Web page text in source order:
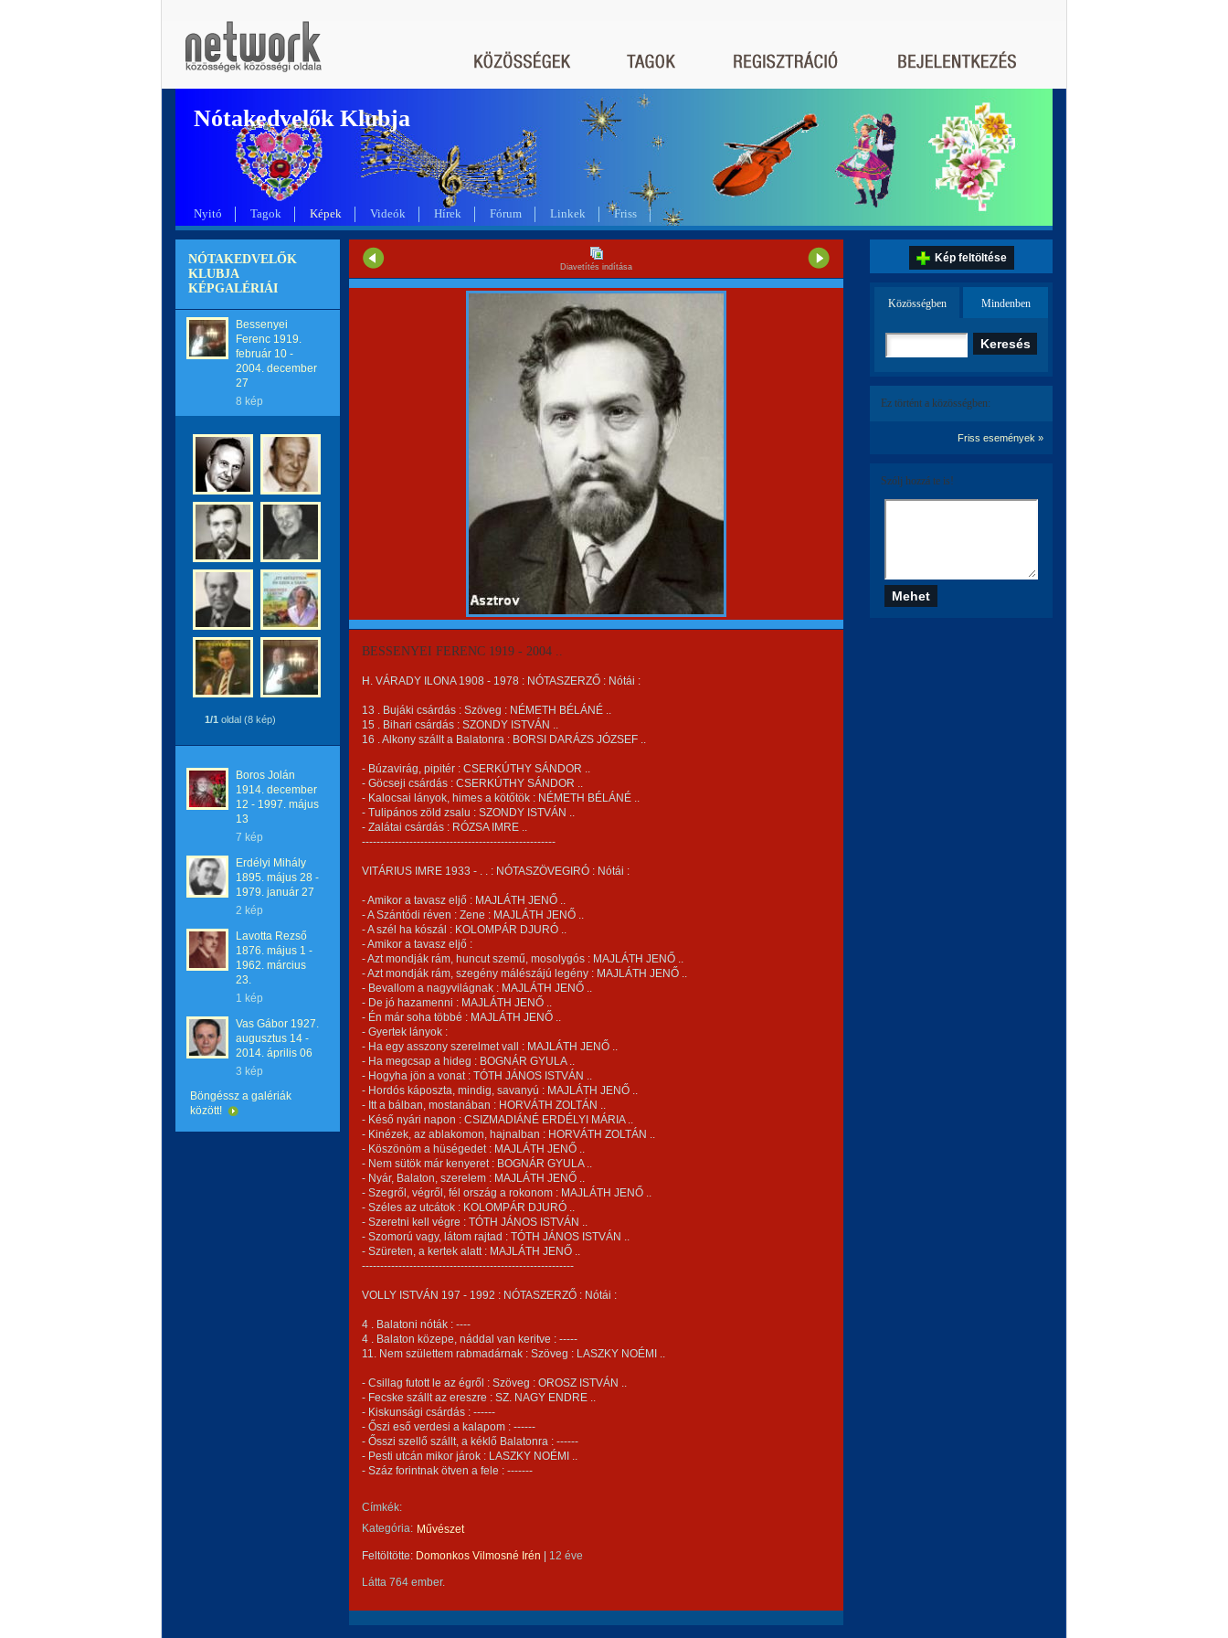
Nótakedvelők Klubja
Nyitó Tagok Képek Videók Hírek Fórum Linkek Friss
NÓTAKEDVELŐK
KLUBJA
KÉPGALÉRIÁI
Bessenyei
Ferenc 1919.
február 10 -
2004. december
27
8 kép
1/1 oldal (8 kép)
Boros Jolán
1914. december
12 - 1997. május
13
7 kép
Erdélyi Mihály
1895. május 28 -
1979. január 27
2 kép
Lavotta Rezső
1876. május 1 -
1962. március
23.
1 kép
Vas Gábor 1927.
augusztus 14 -
2014. április 06
3 kép
Böngéssz a galériák
között!
Diavetítés indítása
BESSENYEI FERENC 1919 - 2004 ..
H. VÁRADY ILONA 1908 - 1978 : NÓTASZERZŐ : Nótái :
13 . Bujáki csárdás : Szöveg : NÉMETH BÉLÁNÉ ..
15 . Bihari csárdás : SZONDY ISTVÁN ..
16 . Alkony szállt a Balatonra : BORSI DARÁZS JÓZSEF ..
- Búzavirág, pipitér : CSERKÚTHY SÁNDOR ..
- Göcseji csárdás : CSERKÚTHY SÁNDOR ..
- Kalocsai lányok, himes a kötőtök : NÉMETH BÉLÁNÉ ..
- Tulipános zöld zsalu : SZONDY ISTVÁN ..
- Zalátai csárdás : RÓZSA IMRE ..
-----------------------------------------------------
VITÁRIUS IMRE 1933 - . . : NÓTASZÖVEGIRÓ : Nótái :
- Amikor a tavasz eljő : MAJLÁTH JENŐ ..
- A Szántódi réven : Zene : MAJLÁTH JENŐ ..
- A szél ha kószál : KOLOMPÁR DJURÓ ..
- Amikor a tavasz eljő :
- Azt mondják rám, huncut szemű, mosolygós : MAJLÁTH JENŐ ..
- Azt mondják rám, szegény málészájú legény : MAJLÁTH JENŐ ..
- Bevallom a nagyvilágnak : MAJLÁTH JENŐ ..
- De jó hazamenni : MAJLÁTH JENŐ ..
- Én már soha többé : MAJLÁTH JENŐ ..
- Gyertek lányok :
- Ha egy asszony szerelmet vall : MAJLÁTH JENŐ ..
- Ha megcsap a hideg : BOGNÁR GYULA ..
- Hogyha jön a vonat : TÓTH JÁNOS ISTVÁN ..
- Hordós káposzta, mindig, savanyú : MAJLÁTH JENŐ ..
- Itt a bálban, mostanában : HORVÁTH ZOLTÁN ..
- Késő nyári napon : CSIZMADIÁNÉ ERDÉLYI MÁRIA ..
- Kinézek, az ablakomon, hajnalban : HORVÁTH ZOLTÁN ..
- Köszönöm a hüségedet : MAJLÁTH JENŐ ..
- Nem sütök már kenyeret : BOGNÁR GYULA ..
- Nyár, Balaton, szerelem : MAJLÁTH JENŐ ..
- Szegről, végről, fél ország a rokonom : MAJLÁTH JENŐ ..
- Széles az utcátok : KOLOMPÁR DJURÓ ..
- Szeretni kell végre : TÓTH JÁNOS ISTVÁN ..
- Szomorú vagy, látom rajtad : TÓTH JÁNOS ISTVÁN ..
- Szüreten, a kertek alatt : MAJLÁTH JENŐ ..
----------------------------------------------------------
VOLLY ISTVÁN 197 - 1992 : NÓTASZERZŐ : Nótái :
4 . Balatoni nóták : ----
4 . Balaton közepe, náddal van keritve : -----
11. Nem születtem rabmadárnak : Szöveg : LASZKY NOÉMI ..
- Csillag futott le az égről : Szöveg : OROSZ ISTVÁN ..
- Fecske szállt az ereszre : SZ. NAGY ENDRE ..
- Kiskunsági csárdás : ------
- Őszi eső verdesi a kalapom : ------
- Ősszi szellő szállt, a kéklő Balatonra : ------
- Pesti utcán mikor járok : LASZKY NOÉMI ..
- Száz forintnak ötven a fele : -------
Címkék:
Kategória: Művészet
Feltöltötte: Domonkos Vilmosné Irén 12 éve
Látta 764 ember.
Kép feltöltése
Közösségben Mindenben
Ez történt a közösségben:
Friss események »
Szólj hozzá te is!